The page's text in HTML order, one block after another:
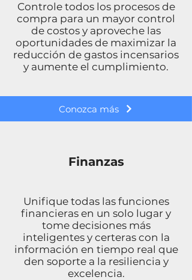
Controle todos los procesos de
compra para un mayor control
de costos y aproveche las
oportunidades de maximizar la
reducción de gastos incensarios
y aumente el cumplimiento.
Conozca más
Finanzas
Unifique todas las funciones
financieras en un solo lugar y
tome decisiones más
inteligentes y certeras con la
información en tiempo real que
den soporte a la resiliencia y
excelencia.